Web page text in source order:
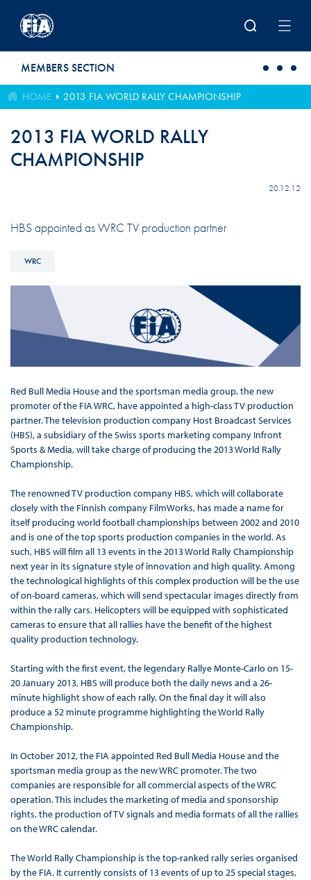
MEMBERS SECTION
HOME 2013 FIA WORLD RALLY CHAMPIONSHIP
2013 FIA WORLD RALLY
CHAMPIONSHIP
20.12.12
HBS appointed as WRC TV production partner
WRC
Red Bull Media House and the sportsman media group, the new
promoter of the FIA WRC, have appointed a high-class TV production
partner. The television production company Host Broadcast Services
(HBS), a subsidiary of the Swiss sports marketing company Infront
Sports & Media, will take charge of producing the 2013 World Rally
Championship.
The renowned TV production company HBS, which will collaborate
closely with the Finnish company FilmWorks, has made a name for
itself producing world football championships between 2002 and 2010
and is one of the top sports production companies in the world. As
such, HBS will film all 13 events in the 2013 World Rally Championship
next year in its signature style of innovation and high quality. Among
the technological highlights of this complex production will be the use
of on-board cameras, which will send spectacular images directly from
within the rally cars. Helicopters will be equipped with sophisticated
cameras to ensure that all rallies have the benefit of the highest
quality production technology.
Starting with the first event, the legendary Rallye Monte-Carlo on 15-
20 January 2013, HBS will produce both the daily news and a 26-
minute highlight show of each rally. On the final day it will also
produce a 52 minute programme highlighting the World Rally
Championship.
In October 2012, the FIA appointed Red Bull Media House and the
sportsman media group as the new WRC promoter. The two
companies are responsible for all commercial aspects of the WRC
operation. This includes the marketing of media and sponsorship
rights, the production of TV signals and media formats of all the rallies
on the WRC calendar.
The World Rally Championship is the top-ranked rally series organised
by the FIA. It currently consists of 13 events of up to 25 special stages,